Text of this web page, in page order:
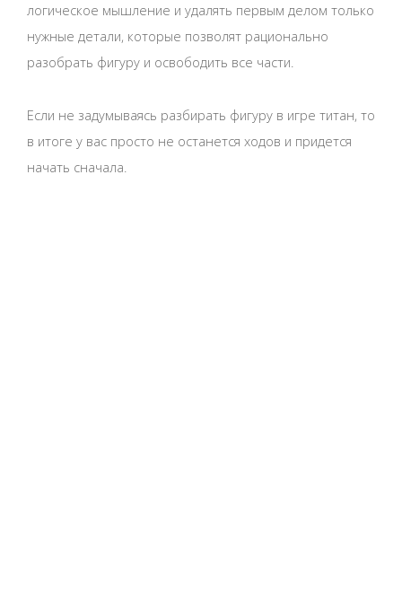
логическое мышление и удалять первым делом только
нужные детали, которые позволят рационально
разобрать фигуру и освободить все части.
Если не задумываясь разбирать фигуру в игре титан, то
в итоге у вас просто не останется ходов и придется
начать сначала.